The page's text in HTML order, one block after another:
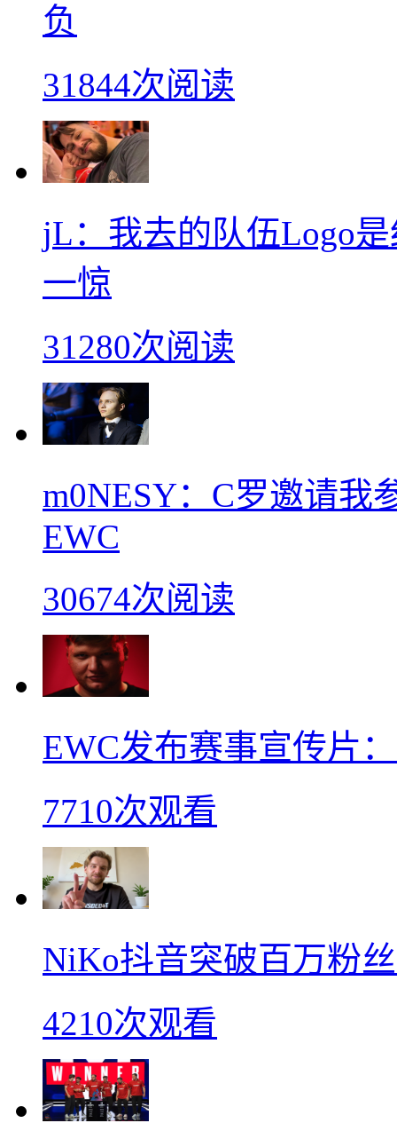
负
31844次阅读
jL：我去的队伍Logo
一惊
31280次阅读
m0NESY：C罗邀请我
EWC
30674次阅读
EWC发布赛事宣传片
7710次观看
NiKo抖音突破百万粉
4210次观看